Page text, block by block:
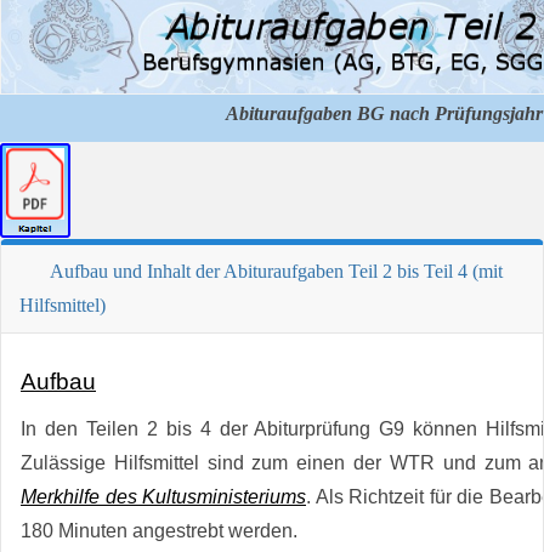
Abituraufgaben BG nach
Aufbau und Inhalt der Abituraufgaben Teil 2 bis Teil 4 (mit
Hilfsmittel)
Aufbau
In den Teilen 2 bis 4 der Abiturprüfung G9 können
Zulässige Hilfsmittel sind zum einen der WTR und zum
Merkhilfe des Kultusministeriums. Als Richtzeit für die
180 Minuten angestrebt werden.